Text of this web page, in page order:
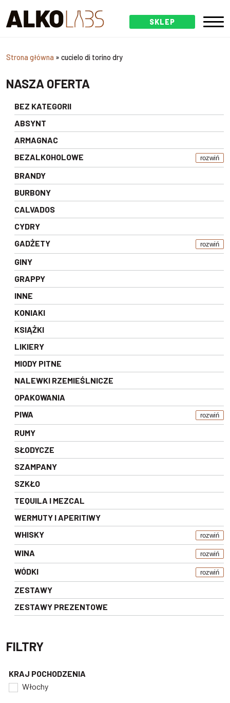
SKLEP
Strona główna » cucielo di torino dry
NASZA OFERTA
BEZ KATEGORII
ABSYNT
ARMAGNAC
BEZALKOHOLOWE
rozwiń
BRANDY
BURBONY
CALVADOS
CYDRY
GADŻETY
rozwiń
GINY
GRAPPY
INNE
KONIAKI
KSIĄŻKI
LIKIERY
MIODY PITNE
NALEWKI RZEMIEŚLNICZE
OPAKOWANIA
PIWA
rozwiń
RUMY
SŁODYCZE
SZAMPANY
SZKŁO
TEQUILA I MEZCAL
WERMUTY I APERITIWY
WHISKY
rozwiń
WINA rozwiń
WÓDKI rozwiń
ZESTAWY
ZESTAWY PREZENTOWE
FILTRY
KRAJ POCHODZENIA
Włochy